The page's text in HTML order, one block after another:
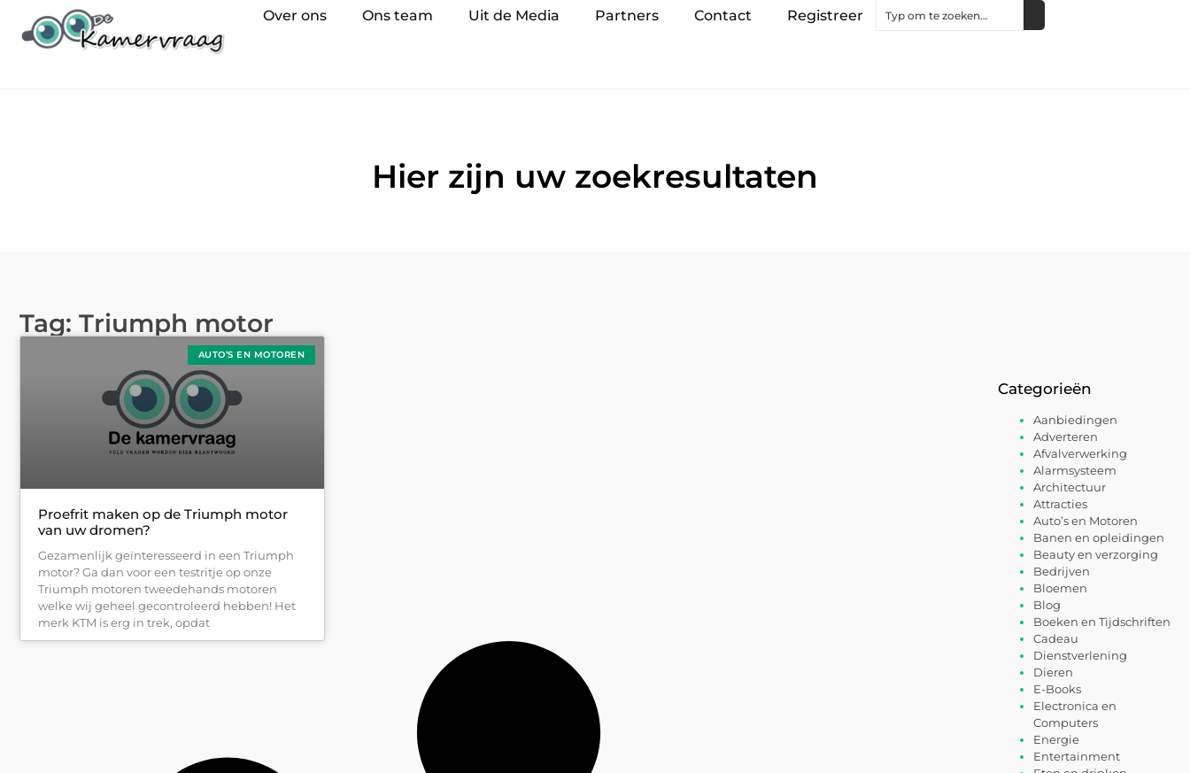
Over ons Ons team Uit de Media Partners Contact Registreer
Hier zijn uw zoekresultaten
Tag: Triumph motor
AUTO’S EN MOTOREN
Proefrit maken op de Triumph motor
van uw dromen?
Gezamenlijk geïnteresseerd in een Triumph
motor? Ga dan voor een testritje op onze
Triumph motoren tweedehands motoren
welke wij geheel gecontroleerd hebben! Het
merk KTM is erg in trek, opdat
Categorieën
Aanbiedingen
Adverteren
Afvalverwerking
Alarmsysteem
Architectuur
Attracties
Auto’s en Motoren
Banen en opleidingen
Beauty en verzorging
Bedrijven
Bloemen
Blog
Boeken en Tijdschriften
Cadeau
Dienstverlening
Dieren
E-Books
Electronica en
Computers
Energie
Entertainment